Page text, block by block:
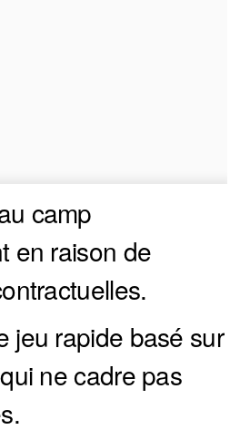
camp
en raison de
jeu rapide basé sur
ne cadre pas